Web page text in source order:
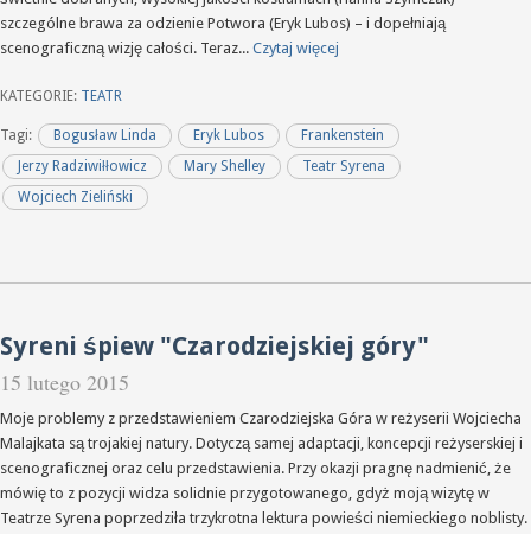
szczególne brawa za odzienie Potwora (Eryk Lubos) – i dopełniają
scenograficzną wizję całości. Teraz... Czytaj więcej
KATEGORIE: TEATR
Tagi: Bogusław Linda Eryk Lubos
Frankenstein
Jerzy Radziwiłłowicz
Mary Shelley
Teatr Syrena
Wojciech Zieliński
Syreni śpiew "Czarodziejskiej góry"
15 lutego 2015
Moje problemy z przedstawieniem Czarodziejska Góra w reżyserii Wojciecha
Malajkata są trojakiej natury. Dotyczą samej adaptacji, koncepcji reżyserskiej i
scenograficznej oraz celu przedstawienia. Przy okazji pragnę nadmienić, że
mówię to z pozycji widza solidnie przygotowanego, gdyż moją wizytę w
Teatrze Syrena poprzedziła trzykrotna lektura powieści niemieckiego noblisty.